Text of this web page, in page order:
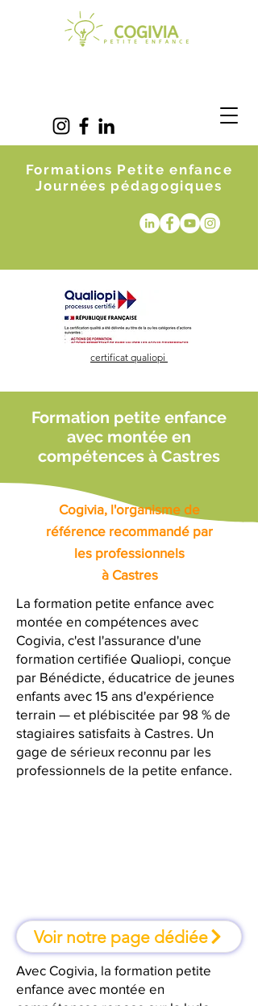
Formations Petite enfance
Journées pédagogiques
certificat qualiopi
Formation petite enfance
avec montée en
compétences à Castres
Cogivia, l'organisme de
référence recommandé par
les professionnels
à Castres
La formation petite enfance avec
montée en compétences avec
Cogivia, c'est l'assurance d'une
formation certifiée Qualiopi, conçue
par Bénédicte, éducatrice de jeunes
enfants avec 15 ans d'expérience
terrain — et plébiscitée par 98 % de
stagiaires satisfaits à Castres. Un
gage de sérieux reconnu par les
professionnels de la petite enfance.
Voir notre page dédiée
Avec Cogivia, la formation petite
enfance avec montée en